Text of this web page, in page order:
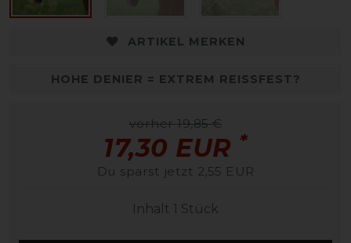
ARTIKEL MERKEN
HOHE DENIER = EXTREM REISSFEST?
vorher 19,85 €
17,30 EUR *
Du sparst jetzt 2,55 EUR
Inhalt 1 Stück